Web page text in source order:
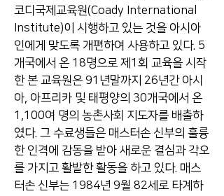
코디국제교육원(Coady International
Institute)이 시행하고 있는 것을 아시아
인에게 맞도록 개편하여 사용하고 있다. 5
개국에서 온 18명으로 제1회 교육을 시작
한 본 교육원은 91년말까지 26년간 아시
아, 아프리카 및 태평양의 30개국에서 온
1,100여 명의 농촌사회 지도자를 배출하
였다. 그 수료생들은 매스터손 신부의 훌륭
한 인격에 감동을 받아 새로운 결심과 각오
를 가지고 활발한 활동을 하고 있다. 매스
터손 신부는 1984년 9월 82세로 타계하